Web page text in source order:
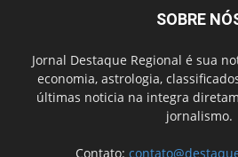
SOBRE
Jornal Destaque Regional é sua
economia, astrologia,
últimas noticia na integra
jornalismo.
Contato: